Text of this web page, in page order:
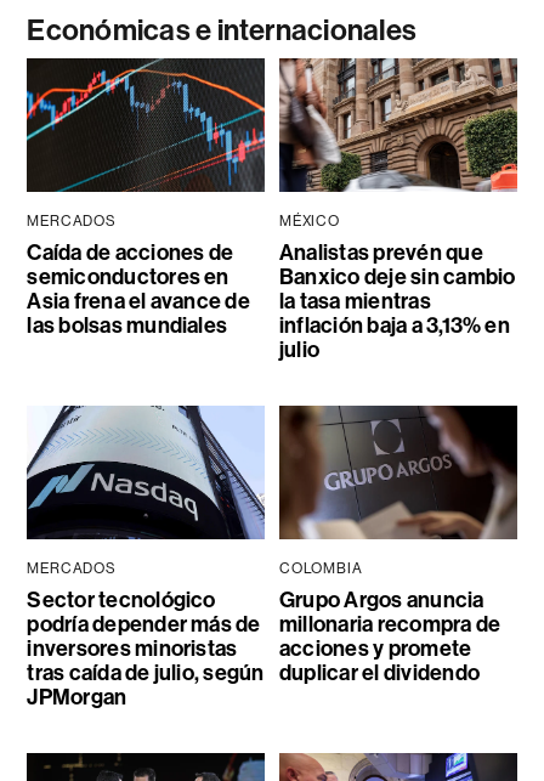
Económicas e internacionales
MERCADOS
Caída de acciones de
semiconductores en
Asia frena el avance de
las bolsas mundiales
MÉXICO
Analistas prevén que
Banxico deje sin cambio
la tasa mientras
inflación baja a 3,13% en
julio
MERCADOS
Sector tecnológico
podría depender más de
inversores minoristas
tras caída de julio, según
JPMorgan
COLOMBIA
Grupo Argos anuncia
millonaria recompra de
acciones y promete
duplicar el dividendo